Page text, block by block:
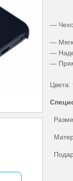
—
—
—
—
Цвета: